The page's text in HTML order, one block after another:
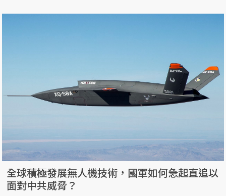
全球積極發展無人機技術，國軍如何急起直追以
面對中共威脅？